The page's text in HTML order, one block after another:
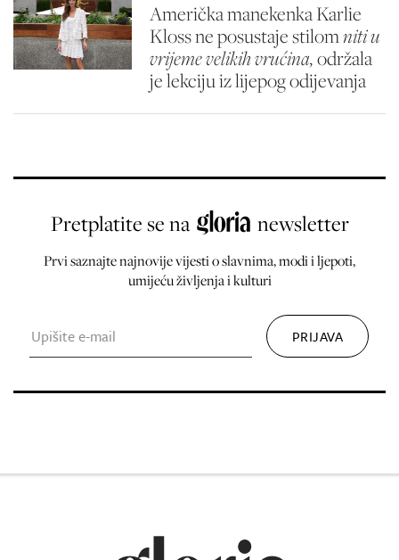
Američka manekenka Karlie
Kloss ne posustaje stilomniti u
vrijeme velikih vrućina,održala
je lekciju iz lijepog odijevanja
Pretplatite se na newsletter
Prvi saznajte najnovije vijesti o slavnima, modi i ljepoti,
umijeću življenja i kulturi